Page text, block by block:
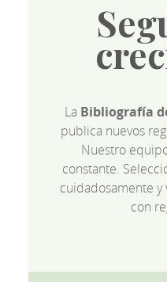
La Bibliografía
publica nuevos
Nuestro
constante.
cuidadosamente y
con